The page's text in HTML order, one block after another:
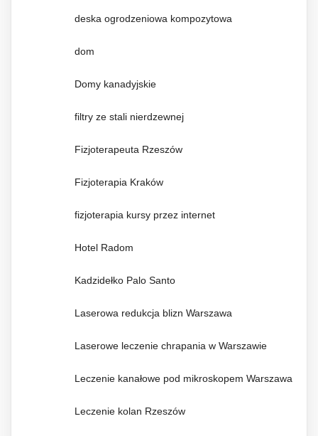
deska ogrodzeniowa kompozytowa
dom
Domy kanadyjskie
filtry ze stali nierdzewnej
Fizjoterapeuta Rzeszów
Fizjoterapia Kraków
fizjoterapia kursy przez internet
Hotel Radom
Kadzidełko Palo Santo
Laserowa redukcja blizn Warszawa
Laserowe leczenie chrapania w Warszawie
Leczenie kanałowe pod mikroskopem Warszawa
Leczenie kolan Rzeszów